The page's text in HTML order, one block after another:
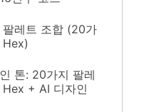
팔레트 조합 (20가
톤: 20가지 팔레
+ AI 디자인